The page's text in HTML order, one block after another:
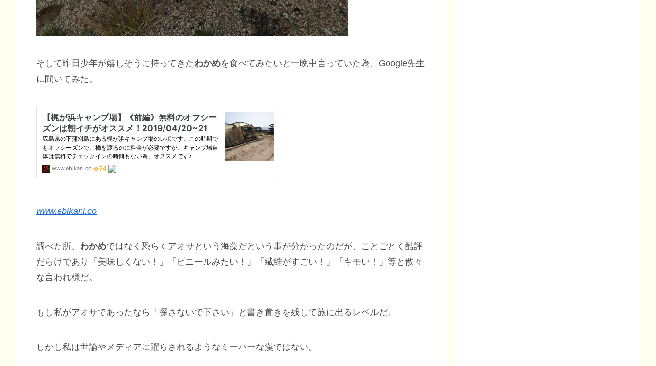
そして昨日少年が嬉しそうに持ってきたわかめを食べてみたいと一晩中言っていた為、Google先生
に聞いてみた。
www.ebikani.co
調べた所、 わかめではなく恐らくアオサという海藻だという事が分かったのだが、ことごとく酷評
だらけであり「美味しくない！」「ビニールみたい！」「繊維がすごい！」「キモい！」等と散々
な言われ様だ。
もし私がアオサであったなら「探さないで下さい」と書き置きを残して旅に出るレベルだ。
しかし私は世論やメディアに躍らされるようなミーハーな漢ではない。